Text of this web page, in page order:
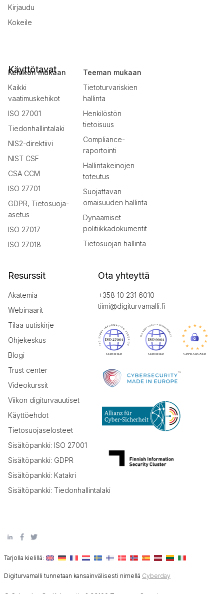
Kirjaudu
Kokeile
Käyttötavat
Kehikon mukaan
Kaikki
vaatimuskehikot
ISO 27001
Tiedonhallintalaki
NIS2-direktiivi
NIST CSF
CSA CCM
ISO 27701
GDPR, Tietosuoja-
asetus
ISO 27017
ISO 27018
Teeman mukaan
Tietoturvariskien
hallinta
Henkilöstön
tietoisuus
Compliance-
raportointi
Hallintakeinojen
toteutus
Suojattavan
omaisuuden hallinta
Dynaamiset
politiikkadokumentit
Tietosuojan hallinta
Resurssit
Akatemia
Webinaarit
Tilaa uutiskirje
Ohjekeskus
Blogi
Trust center
Videokurssit
Viikon digiturvauutiset
Käyttöehdot
Tietosuojaselosteet
Sisältöpankki: ISO 27001
Sisältöpankki: GDPR
Sisältöpankki: Katakri
Sisältöpankki: Tiedonhallintalaki
Ota yhteyttä
+358 10 231 6010
tiimi@digiturvamalli.fi
Tarjolla kielillä:
Digiturvamalli tunnetaan kansainvälisesti nimellä Cyberday